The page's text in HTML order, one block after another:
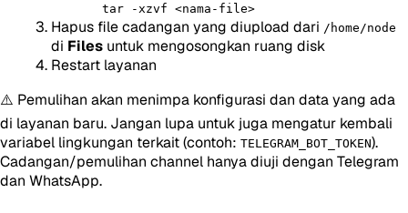
tar -xzvf <nama-file>
Hapus file cadangan yang diupload dari /home/node
di Files untuk mengosongkan ruang disk
Restart layanan
⚠️ Pemulihan akan menimpa konfigurasi dan data yang ada
di layanan baru. Jangan lupa untuk juga mengatur kembali
variabel lingkungan terkait (contoh: TELEGRAM_BOT_TOKEN).
Cadangan/pemulihan channel hanya diuji dengan Telegram
dan WhatsApp.